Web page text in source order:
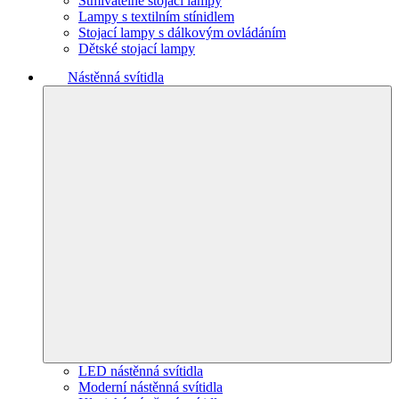
Lampy s textilním stínidlem
Stojací lampy s dálkovým ovládáním
Dětské stojací lampy
Nástěnná svítidla
LED nástěnná svítidla
Moderní nástěnná svítidla